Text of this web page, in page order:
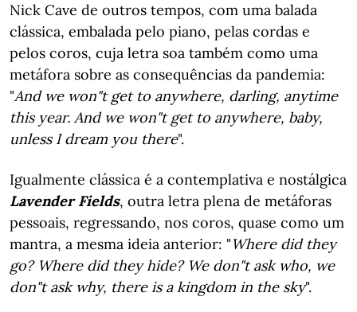
Nick Cave de outros tempos, com uma balada
clássica, embalada pelo piano, pelas cordas e
pelos coros, cuja letra soa também como uma
metáfora sobre as consequências da pandemia:
"And we won"t get to anywhere, darling, anytime
this year. And we won"t get to anywhere, baby,
unless I dream you there".
Igualmente clássica é a contemplativa e nostálgica
Lavender Fields, outra letra plena de metáforas
pessoais, regressando, nos coros, quase como um
mantra, a mesma ideia anterior: "Where did they
go? Where did they hide? We don"t ask who, we
don"t ask why, there is a kingdom in the sky".